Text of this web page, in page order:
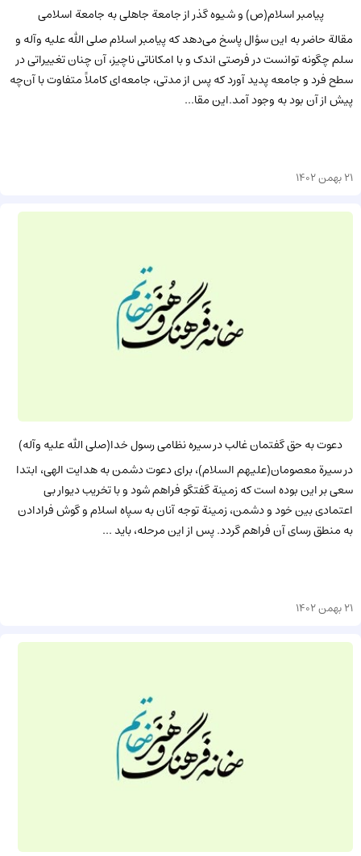
پیامبر اسلام(ص) و شیوه گذر از جامعة جاهلی به جامعة اسلامی
مقالة حاضر به این سؤال پاسخ می‌دهد که پیامبر اسلام صلی الله علیه وآله و
سلم چگونه توانست در فرصتی اندک و با امکاناتی ناچیز، آن چنان تغییراتی در
سطح فرد و جامعه پدید آورد که پس از مدتی، جامعه‌ای کاملاً متفاوت با آن‌چه
پیش از آن بود به وجود آمد.این مقا...
21 بهمن 1402
دعوت به حق گفتمان غالب در سیره نظامی رسول خدا(صلی الله علیه وآله)
در سیرة معصومان(علیهم السلام)، برای دعوت دشمن به هدایت الهی، ابتدا
سعی بر این بوده است که زمینة گفتگو فراهم شود و با تخریب دیوار بی
اعتمادی بین خود و دشمن، زمینة توجه آنان به سپاه اسلام و گوش فرادادن
به منطق رسای آن فراهم گردد. پس از این مرحله، باید ...
21 بهمن 1402